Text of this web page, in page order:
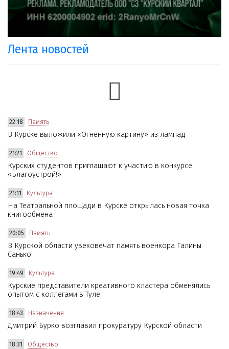
Лента новостей
22:18 Память
В Курске выложили «Огненную картину» из лампад
21:21 Общество
Курских студентов приглашают к участию в конкурсе
«Благоустрой!»
21:11 Культура
На Театральной площади в Курске открылась новая точка
книгообмена
20:05 Память
В Курской области увековечат память военкора Галины
Санько
19:49 Культура
Курские представители креативного кластера обменялись
опытом с коллегами в Туле
18:43 Назначения
Дмитрий Бурко возглавил прокуратуру Курской области
18:31 Общество